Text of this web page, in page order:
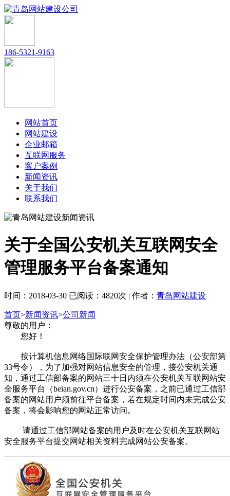
186-5321-9163
网站首页
网站建设
企业邮箱
互联网服务
客户案例
新闻资讯
关于我们
联系我们
关于全国公安机关互联网安全
管理服务平台备案通知
时间：2018-03-30 已阅读：4820次 | 作者： 青岛网站建设
首页>新闻资讯>公司新闻
尊敬的用户：
您好！
按计算机信息网络国际联网安全保护管理办法（公安部第
33号令），为了加强对网站信息安全的管理，接公安机关通
知，通过工信部备案的网站三十日内须在公安机关互联网站安
全服务平台（beian.gov.cn）进行公安备案，之前已通过工信部
备案的网站用户须前往平台备案，若在规定时间内未完成公安
备案，将会影响您的网站正常访问。
请通过工信部网站备案的用户及时在公安机关互联网站
安全服务平台提交网站相关资料完成网站公安备案。